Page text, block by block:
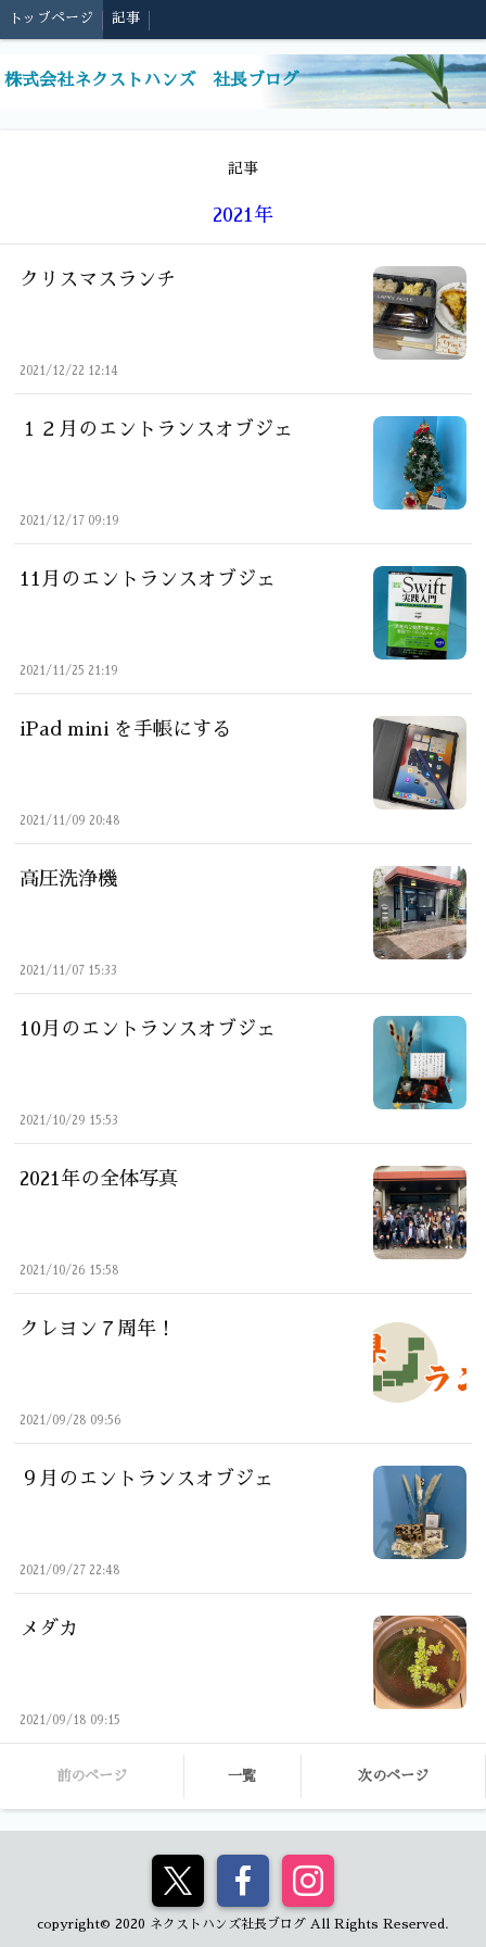
トップページ 記事
株式会社ネクストハンズ 社長ブログ
記事
2021年
クリスマスランチ
2021/12/22 12:14
１２月のエントランスオブジェ
2021/12/17 09:19
11月のエントランスオブジェ
2021/11/25 21:19
iPad mini を手帳にする
2021/11/09 20:48
高圧洗浄機
2021/11/07 15:33
10月のエントランスオブジェ
2021/10/29 15:53
2021年の全体写真
2021/10/26 15:58
クレヨン７周年！
2021/09/28 09:56
９月のエントランスオブジェ
2021/09/27 22:48
メダカ
2021/09/18 09:15
前のページ 一覧 次のページ
copyright© 2020 ネクストハンズ社長ブログ All Rights Reserved.